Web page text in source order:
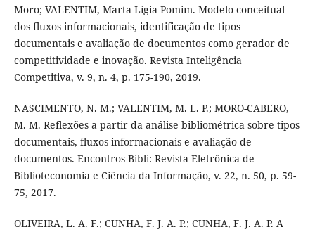
Moro; VALENTIM, Marta Lígia Pomim. Modelo conceitual
dos fluxos informacionais, identificação de tipos
documentais e avaliação de documentos como gerador de
competitividade e inovação. Revista Inteligência
Competitiva, v. 9, n. 4, p. 175-190, 2019.
NASCIMENTO, N. M.; VALENTIM, M. L. P.; MORO-CABERO,
M. M. Reflexões a partir da análise bibliométrica sobre tipos
documentais, fluxos informacionais e avaliação de
documentos. Encontros Bibli: Revista Eletrônica de
Biblioteconomia e Ciência da Informação, v. 22, n. 50, p. 59-
75, 2017.
OLIVEIRA, L. A. F.; CUNHA, F. J. A. P.; CUNHA, F. J. A. P. A